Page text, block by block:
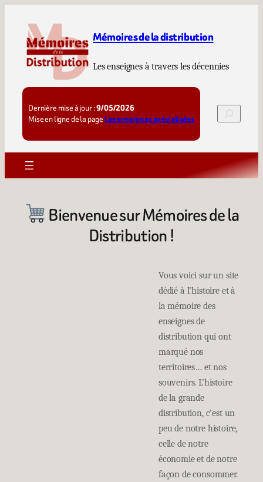
contenu
Mémoires de la distribution
Les enseignes à travers les décennies
Dernière mise à jour :9/05/2026
Mise en ligne de la page Les enseignes spécialisées
Rechercher
Bienvenue sur Mémoires de la
Distribution !
Vous voici sur un site
dédié à l’histoire et à
la mémoire des
enseignes de
distribution qui ont
marqué nos
territoires… et nos
souvenirs. L’histoire
de la grande
distribution, c’est un
peu de notre histoire,
celle de notre
économie et de notre
façon de consommer.